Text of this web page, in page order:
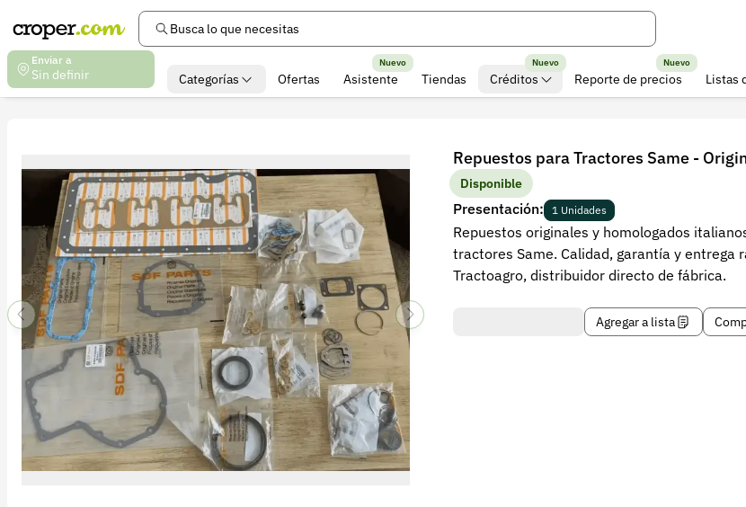
Busca lo que necesitas
Enviar a
Sin definir Categorías Ofertas Asistente
Nuevo
Tiendas Créditos
Nuevo
Reporte de precios
Nuevo
Listas
Repuestos para Tractores Same -
Disponible
Presentación: 1 Unidades
Repuestos originales y homologados
tractores Same. Calidad, garantía y entrega
Tractoagro, distribuidor directo de fábrica.
Agregar a lista